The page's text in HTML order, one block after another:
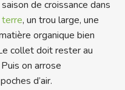
de croissance dans
, un trou large, une
organique bien
collet doit rester au
on arrose
d’air.